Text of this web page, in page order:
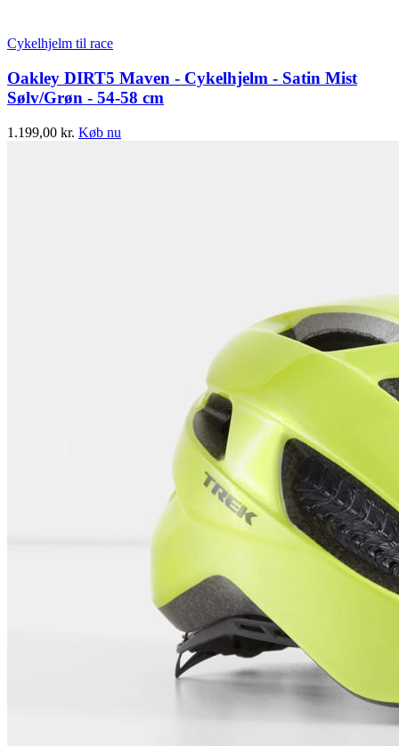
Cykelhjelm til race
Oakley DIRT5 Maven - Cykelhjelm - Satin Mist
Sølv/Grøn - 54-58 cm
1.199,00 kr. Køb nu